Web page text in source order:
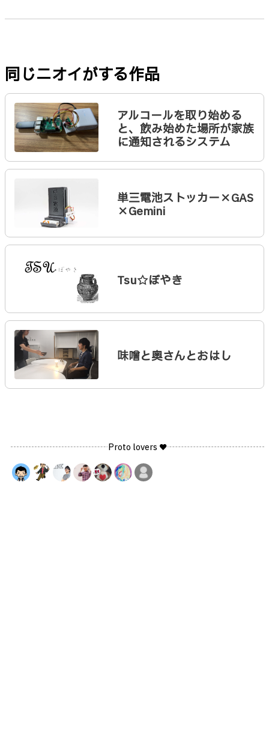
同じニオイがする作品
アルコールを取り始める
と、飲み始めた場所が家族
に通知されるシステム
単三電池ストッカー×GAS
×Gemini
Tsu☆ぼやき
味噌と奥さんとおはし
Proto lovers ♥